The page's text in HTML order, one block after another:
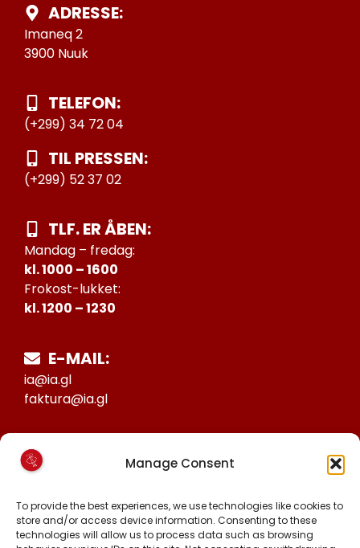
Manage Consent
To provide the best experiences, we use technologies like cookies to
store and/or access device information. Consenting to these
technologies will allow us to process data such as browsing
ADRESSE:
Imaneq 2
3900 Nuuk
TELEFON:
(+299) 34 72 04
TIL PRESSEN:
(+299) 52 37 02
TLF. ER ÅBEN:
Mandag – fredag:
kl. 1000 – 1600
Frokost-lukket:
kl. 1200 – 1230
E-MAIL:
ia@ia.gl
faktura@ia.gl
25027388
KONTO NR:
6471-1511626